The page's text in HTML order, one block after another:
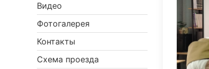
Видео
Фотогалерея
Контакты
Схема проезда